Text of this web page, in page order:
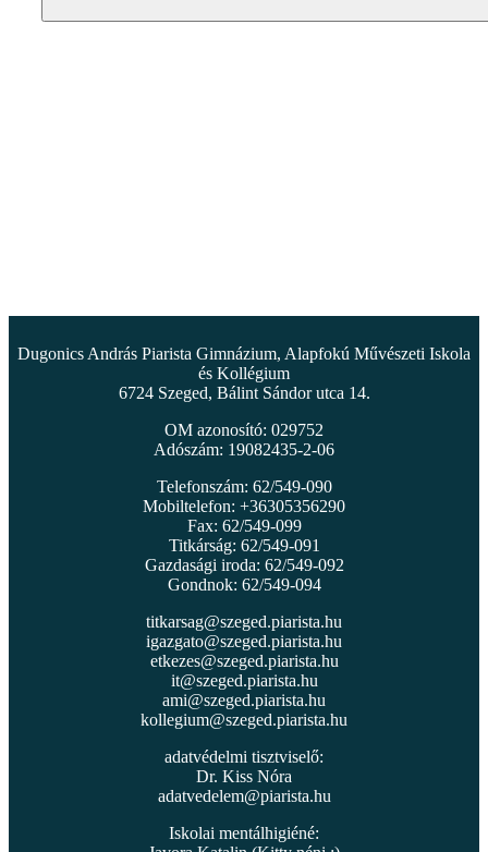
Dugonics András Piarista Gimnázium, Alapfokú Művészeti Iskola
és Kollégium
6724 Szeged, Bálint Sándor utca 14.
OM azonosító: 029752
Adószám: 19082435-2-06
Telefonszám: 62/549-090
Mobiltelefon: +36305356290
Fax: 62/549-099
Titkárság: 62/549-091
Gazdasági iroda: 62/549-092
Gondnok: 62/549-094
titkarsag@szeged.piarista.hu
igazgato@szeged.piarista.hu
etkezes@szeged.piarista.hu
it@szeged.piarista.hu
ami@szeged.piarista.hu
kollegium@szeged.piarista.hu
adatvédelmi tisztviselő:
Dr. Kiss Nóra
adatvedelem@piarista.hu
Iskolai mentálhigiéné: